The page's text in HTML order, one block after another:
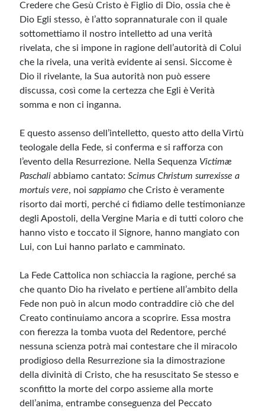
Credere che Gesù Cristo è Figlio di Dio, ossia che è
Dio Egli stesso, è l’atto soprannaturale con il quale
sottomettiamo il nostro intelletto ad una verità
rivelata, che si impone in ragione dell’autorità di Colui
che la rivela, una verità evidente ai sensi. Siccome è
Dio il rivelante, la Sua autorità non può essere
discussa, così come la certezza che Egli è Verità
somma e non ci inganna.
E questo assenso dell’intelletto, questo atto della Virtù
teologale della Fede, si conferma e si rafforza con
l’evento della Resurrezione. Nella Sequenza Victimæ
Paschaliabbiamo cantato:Scimus Christum surrexisse a
mortuis vere, noisappiamoche Cristo è veramente
risorto dai morti, perché ci fidiamo delle testimonianze
degli Apostoli, della Vergine Maria e di tutti coloro che
hanno visto e toccato il Signore, hanno mangiato con
Lui, con Lui hanno parlato e camminato.
La Fede Cattolica non schiaccia la ragione, perché sa
che quanto Dio ha rivelato e pertiene all’ambito della
Fede non può in alcun modo contraddire ciò che del
Creato continuiamo ancora a scoprire. Essa mostra
con fierezza la tomba vuota del Redentore, perché
nessuna scienza potrà mai contestare che il miracolo
prodigioso della Resurrezione sia la dimostrazione
della divinità di Cristo, che ha resuscitato Se stesso e
sconfitto la morte del corpo assieme alla morte
dell’anima, entrambe conseguenza del Peccato